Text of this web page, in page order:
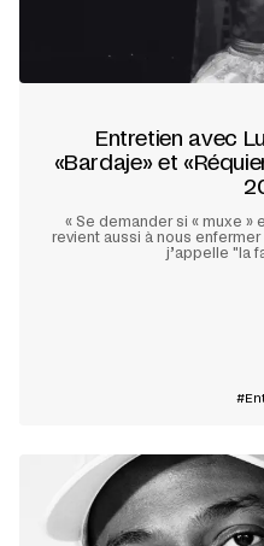
Entretien avec
«Bardaje» et
« Se demander si « muxe »
revient aussi à nous
j’appelle "la